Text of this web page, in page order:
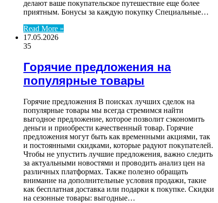
делают ваше покупательское путешествие еще более
приятным. Бонусы за каждую покупку Специальные…
Read More »
17.05.2026
35
Горячие предложения на
популярные товары
Горячие предложения В поисках лучших сделок на
популярные товары мы всегда стремимся найти
выгодное предложение, которое позволит сэкономить
деньги и приобрести качественный товар. Горячие
предложения могут быть как временными акциями, так
и постоянными скидками, которые радуют покупателей.
Чтобы не упустить лучшие предложения, важно следить
за актуальными новостями и проводить анализ цен на
различных платформах. Также полезно обращать
внимание на дополнительные условия продажи, такие
как бесплатная доставка или подарки к покупке. Скидки
на сезонные товары: выгодные…